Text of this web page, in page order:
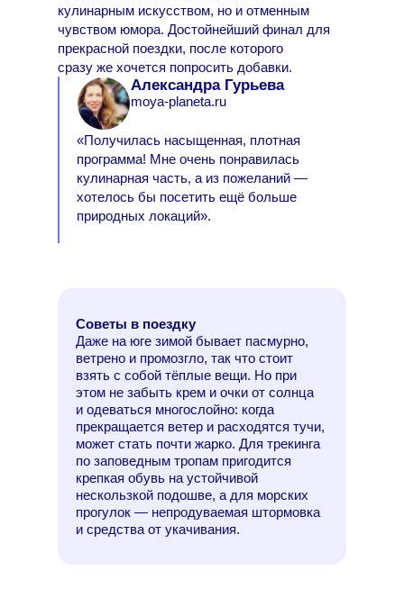
кулинарным искусством, но и отменным
чувством юмора. Достойнейший финал для
прекрасной поездки, после которого
сразу же хочется попросить добавки.
Александра Гурьева
moya-planeta.ru
«Получилась насыщенная, плотная
программа! Мне очень понравилась
кулинарная часть, а из пожеланий —
хотелось бы посетить ещё больше
природных локаций».
Советы в поездку
Даже на юге зимой бывает пасмурно,
ветрено и промозгло, так что стоит
взять с собой тёплые вещи. Но при
этом не забыть крем и очки от солнца
и одеваться многослойно: когда
прекращается ветер и расходятся тучи,
может стать почти жарко. Для трекинга
по заповедным тропам пригодится
крепкая обувь на устойчивой
нескользкой подошве, а для морских
прогулок — непродуваемая штормовка
и средства от укачивания.